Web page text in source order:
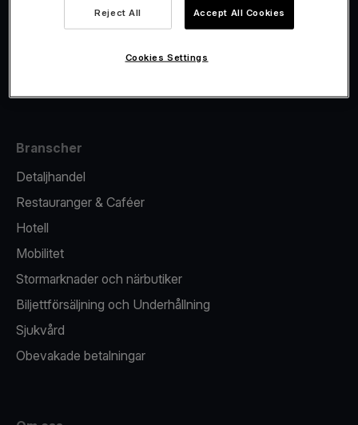
Fiskalisering
Branscher
Detaljhandel
Restauranger & Caféer
Hotell
Mobilitet
Stormarknader och närbutiker
Biljettförsäljning och Underhållning
Sjukvård
Obevakade betalningar
Reject All Accept All Cookies
Cookies Settings